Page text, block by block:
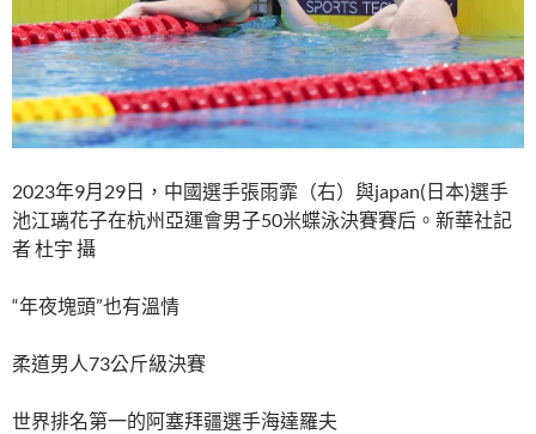
2023年9月29日，中國選手張雨霏（右）與japan(日本)選手
池江璃花子在杭州亞運會男子50米蝶泳決賽賽后。新華社記
者 杜宇 攝
“年夜塊頭”也有溫情
柔道男人73公斤級決賽
世界排名第一的阿塞拜疆選手海達羅夫